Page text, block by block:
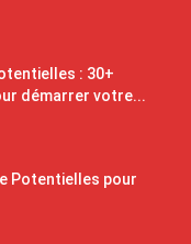
: 30+
démarrer votre...
Potentielles pour